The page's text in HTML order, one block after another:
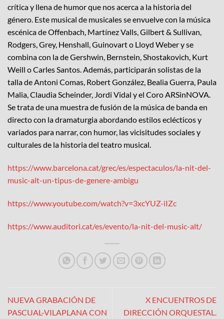
crítica y llena de humor que nos acerca a la historia del
género. Este musical de musicales se envuelve con la música
escénica de Offenbach, Martínez Valls, Gilbert & Sullivan,
Rodgers, Grey, Henshall, Guinovart o Lloyd Weber y se
combina con la de Gershwin, Bernstein, Shostakovich, Kurt
Weill o Carles Santos. Además, participarán solistas de la
talla de Antoni Comas, Robert González, Bealia Guerra, Paula
Malia, Claudia Scheinder, Jordi Vidal y el Coro ARSinNOVA.
Se trata de una muestra de fusión de la música de banda en
directo con la dramaturgia abordando estilos eclécticos y
variados para narrar, con humor, las vicisitudes sociales y
culturales de la historia del teatro musical.
https://www.barcelona.cat/grec/es/espectaculos/la-nit-del-
music-alt-un-tipus-de-genere-ambigu
https://www.youtube.com/watch?v=3xcYUZ-iIZc
https://www.auditori.cat/es/evento/la-nit-del-music-alt/
NUEVA GRABACIÓN DE
PASCUAL-VILAPLANA CON
X ENCUENTROS DE
DIRECCIÓN ORQUESTAL.